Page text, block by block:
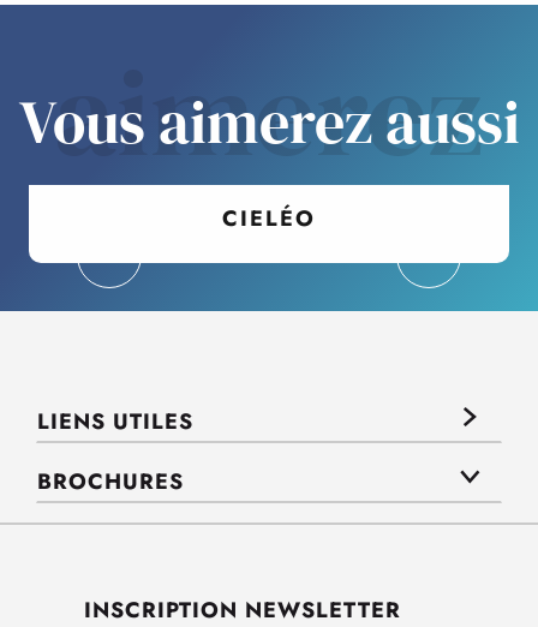
aimerez
Vous aimerez aussi
CIELÉO
LIENS UTILES
BROCHURES
INSCRIPTION NEWSLETTER